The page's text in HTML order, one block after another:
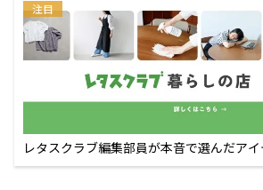
注目
レタスクラブ編集部員が本音で選んだアイ